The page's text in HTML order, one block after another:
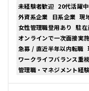
未経験者歓迎 20代活躍中
外資系企業
日系企業 現
女性管理職登用あり
駐在
オンラインで一次面接実
急募 / 直近半年以内転職
ワークライフバランス重視
管理職・マネジメント経